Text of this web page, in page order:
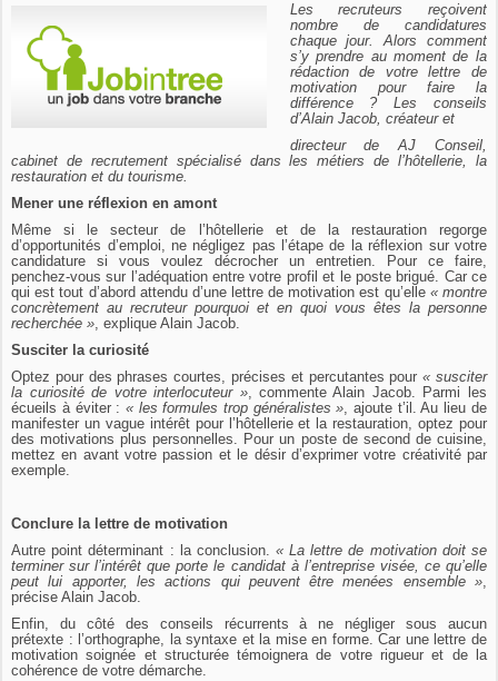
Les recruteurs reçoivent
nombre de candidatures
chaque jour. Alors comment
s’y prendre au moment de la
rédaction de votre lettre de
motivation pour faire la
différence ? Les conseils
d’Alain Jacob, créateur et
directeur de AJ Conseil,
cabinet de recrutement spécialisé dans les métiers de l’hôtellerie, la
restauration et du tourisme.
Mener une réflexion en amont
Même si le secteur de l’hôtellerie et de la restauration regorge
d’opportunités d’emploi, ne négligez pas l’étape de la réflexion sur votre
candidature si vous voulez décrocher un entretien. Pour ce faire,
penchez-vous sur l’adéquation entre votre profil et le poste brigué. Car ce
qui est tout d’abord attendu d’une lettre de motivation est qu’elle « montre
concrètement au recruteur pourquoi et en quoi vous êtes la personne
recherchée», explique Alain Jacob.
Susciter la curiosité
Optez pour des phrases courtes, précises et percutantes pour« susciter
la curiosité de votre interlocuteur », commente Alain Jacob. Parmi les
écueils à éviter : « les formules trop généralistes », ajoute t’il. Au lieu de
manifester un vague intérêt pour l’hôtellerie et la restauration, optez pour
des motivations plus personnelles. Pour un poste de second de cuisine,
mettez en avant votre passion et le désir d’exprimer votre créativité par
exemple.
Conclure la lettre de motivation
Autre point déterminant : la conclusion. « La lettre de motivation doit se
terminer sur l’intérêt que porte le candidat à l’entreprise visée, ce qu’elle
peut lui apporter, les actions qui peuvent être menées ensemble »,
précise Alain Jacob.
Enfin, du côté des conseils récurrents à ne négliger sous aucun
prétexte : l’orthographe, la syntaxe et la mise en forme. Car une lettre de
motivation soignée et structurée témoignera de votre rigueur et de la
cohérence de votre démarche.